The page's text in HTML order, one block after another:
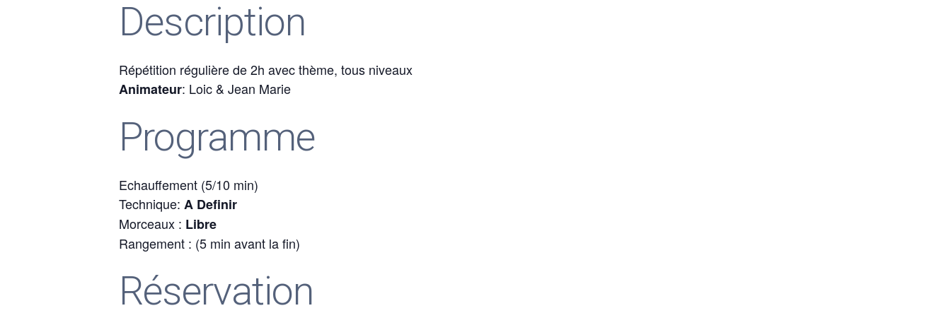
Description
Répétition régulière de 2h avec thème, tous niveaux
Animateur: Loic & Jean Marie
Programme
Echauffement (5/10 min)
Technique: A Definir
Morceaux : Libre
Rangement : (5 min avant la fin)
Réservation